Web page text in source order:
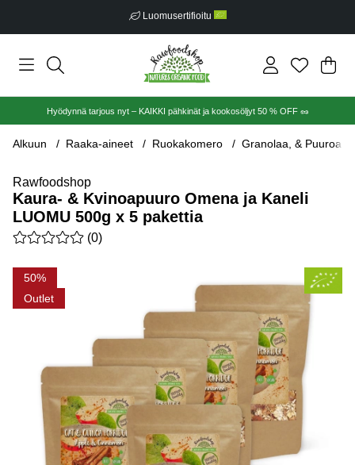
Luomusertifioitu
.
Hyödynnä tarjous nyt – KAIKKI pähkinät ja kookosöljyt 50 % OFF 🥜
Alkuun Raaka-aineet Ruokakomero Granolaa, & Puuroa
Rawfoodshop
Kaura- & Kvinoapuuro Omena ja Kaneli
LUOMU 500g x 5 pakettia
Keskiarvoluokitus 0 / 5 Arvioiden määrä 0
(0)
50
Outlet
Tuotekuvat Kaura- & Kvinoapuuro Omena ja Kaneli LUOMU